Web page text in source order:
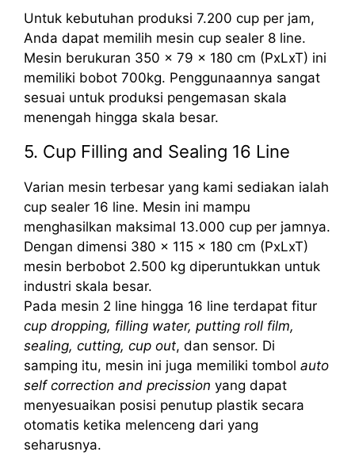
Untuk kebutuhan produksi 7.200 cup per jam,
Anda dapat memilih mesin cup sealer 8 line.
Mesin berukuran 350 x 79 x 180 cm (PxLxT) ini
memiliki bobot 700kg. Penggunaannya sangat
sesuai untuk produksi pengemasan skala
menengah hingga skala besar.
5. Cup Filling and Sealing 16 Line
Varian mesin terbesar yang kami sediakan ialah
cup sealer 16 line. Mesin ini mampu
menghasilkan maksimal 13.000 cup per jamnya.
Dengan dimensi 380 x 115 x 180 cm (PxLxT)
mesin berbobot 2.500 kg diperuntukkan untuk
industri skala besar.
Pada mesin 2 line hingga 16 line terdapat fitur
cup dropping, filling water, putting roll film,
sealing, cutting, cup out, dan sensor. Di
samping itu, mesin ini juga memiliki tombol auto
self correction and precission yang dapat
menyesuaikan posisi penutup plastik secara
otomatis ketika melenceng dari yang
seharusnya.